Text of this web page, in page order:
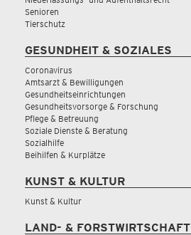
Senioren
Tierschutz
GESUNDHEIT & SOZIALES
Coronavirus
Amtsarzt & Bewilligungen
Gesundheitseinrichtungen
Gesundheitsvorsorge & Forschung
Pflege & Betreuung
Soziale Dienste & Beratung
Sozialhilfe
Beihilfen & Kurplätze
KUNST & KULTUR
Kunst & Kultur
LAND- & FORSTWIRTSCHAFT